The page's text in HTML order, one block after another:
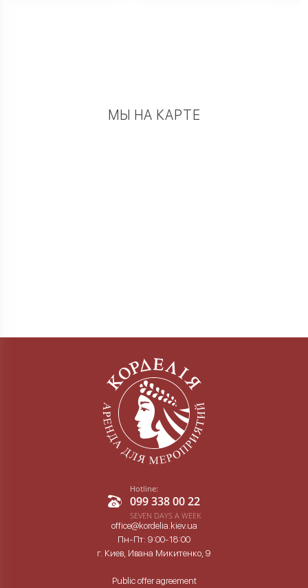
МЫ НА КАРТЕ
Hotline:
099 338 00 22
SEVEN DAYS A WEEK
office@kordelia.kiev.ua
Пн-Пт: 9:00-18:00
г. Киев, Ивана Микитенко, 9
Public offer agreement